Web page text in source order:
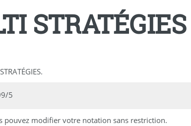
STRATÉGIES
5
modifier votre notation sans restriction.